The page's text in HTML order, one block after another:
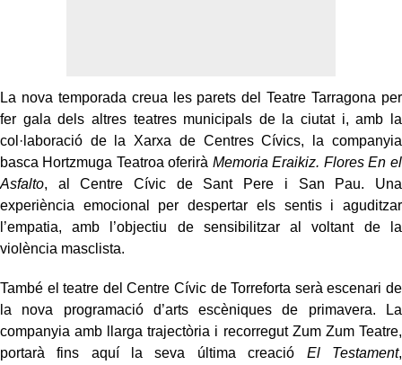
La nova temporada creua les parets del Teatre Tarragona per
fer gala dels altres teatres municipals de la ciutat i, amb la
col·laboració de la Xarxa de Centres Cívics, la companyia
basca Hortzmuga Teatroa oferirà Memoria Eraikiz. Flores En el
Asfalto, al Centre Cívic de Sant Pere i San Pau. Una
experiència emocional per despertar els sentis i aguditzar
l’empatia, amb l’objectiu de sensibilitzar al voltant de la
violència masclista.
També el teatre del Centre Cívic de Torreforta serà escenari de
la nova programació d’arts escèniques de primavera. La
companyia amb llarga trajectòria i recorregut Zum Zum Teatre,
portarà fins aquí la seva última creació El Testament,